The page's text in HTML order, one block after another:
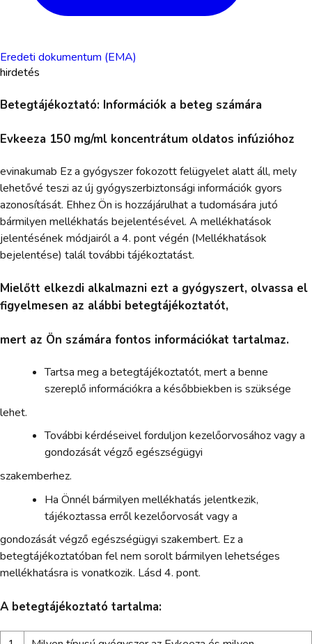
Eredeti dokumentum (EMA)
hirdetés
Betegtájékoztató: Információk a beteg számára
Evkeeza 150 mg/ml koncentrátum oldatos infúzióhoz
evinakumab Ez a gyógyszer fokozott felügyelet alatt áll, mely
lehetővé teszi az új gyógyszerbiztonsági információk gyors
azonosítását. Ehhez Ön is hozzájárulhat a tudomására jutó
bármilyen mellékhatás bejelentésével. A mellékhatások
jelentésének módjairól a 4. pont végén (Mellékhatások
bejelentése) talál további tájékoztatást.
Mielőtt elkezdi alkalmazni ezt a gyógyszert, olvassa el
figyelmesen az alábbi betegtájékoztatót,
mert az Ön számára fontos információkat tartalmaz.
Tartsa meg a betegtájékoztatót, mert a benne
szereplő információkra a későbbiekben is szüksége
lehet.
További kérdéseivel forduljon kezelőorvosához vagy a
gondozását végző egészségügyi
szakemberhez.
Ha Önnél bármilyen mellékhatás jelentkezik,
tájékoztassa erről kezelőorvosát vagy a
gondozását végző egészségügyi szakembert. Ez a
betegtájékoztatóban fel nem sorolt bármilyen lehetséges
mellékhatásra is vonatkozik. Lásd 4. pont.
A betegtájékoztató tartalma: